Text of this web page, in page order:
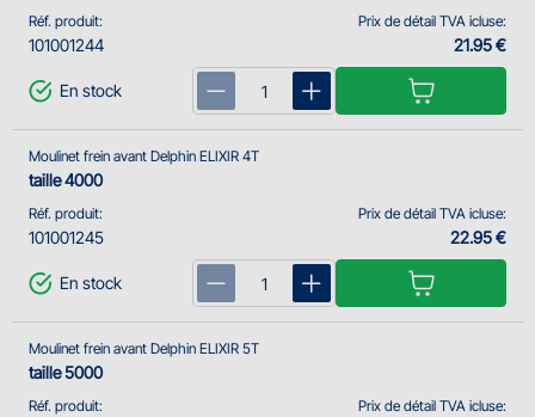
Réf. produit:
101001244
Prix de détail TVA icluse:
21.95 €
En stock
Réf. produit:
101001245
Moulinet frein avant Delphin ELIXIR 4T
taille 4000
Prix de détail TVA icluse:
22.95 €
En stock
Réf. produit:
Moulinet frein avant Delphin ELIXIR 5T
taille 5000
Prix de détail TVA icluse: